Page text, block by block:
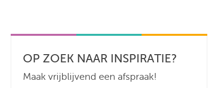
OP ZOEK NAAR INSPIRATIE?
Maak vrijblijvend een afspraak!